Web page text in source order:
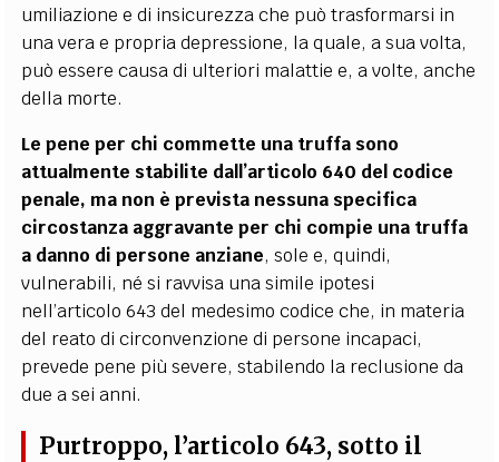
umiliazione e di insicurezza che può trasformarsi in
una vera e propria depressione, la quale, a sua volta,
può essere causa di ulteriori malattie e, a volte, anche
della morte.
Le pene per chi commette una truffa sono
attualmente stabilite dall’articolo 640 del codice
penale, ma non è prevista nessuna specifica
circostanza aggravante per chi compie una truffa
a danno di persone anziane, sole e, quindi,
vulnerabili, né si ravvisa una simile ipotesi
nell’articolo 643 del medesimo codice che, in materia
del reato di circonvenzione di persone incapaci,
prevede pene più severe, stabilendo la reclusione da
due a sei anni.
Purtroppo, l’articolo 643, sotto il